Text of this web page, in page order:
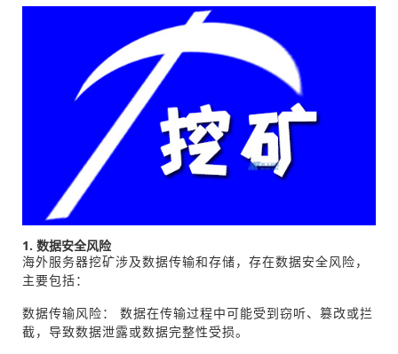
1. 数据安全风险
海外服务器挖矿涉及数据传输和存储，存在数据安全风险，
主要包括：
数据传输风险： 数据在传输过程中可能受到窃听、篡改或拦
截，导致数据泄露或数据完整性受损。